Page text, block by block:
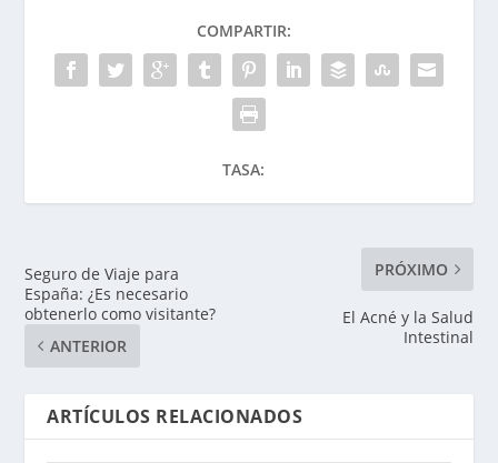
COMPARTIR:
TASA:
Seguro de Viaje para
España: ¿Es necesario
obtenerlo como visitante?
ANTERIOR
PRÓXIMO
El Acné y la Salud
Intestinal
ARTÍCULOS RELACIONADOS